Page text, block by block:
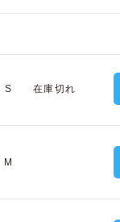
S 在庫切れ
M